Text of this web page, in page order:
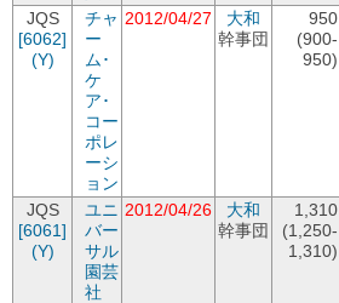
JQS
[6062]
(Y)
チャ
ー
ム･
ケ
ア･
コー
ポレ
ーシ
ョン
2012/04/27
大和
幹事団
950
(900-
950)
JQS
[6061]
(Y)
ユニ
バー
サル
園芸
社
2012/04/26
大和
幹事団
1,310
(1,250-
1,310)